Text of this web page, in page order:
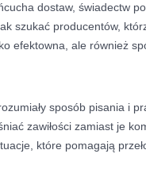
dostaw, świadectw
szukać producentów,
efektowna, ale również
sposób pisania i
zawiłości zamiast je
które pomagają